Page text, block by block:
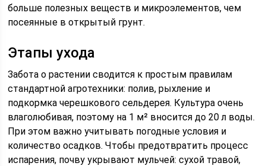
больше полезных веществ и микроэлементов, чем
посеянные в открытый грунт.
Этапы ухода
Забота о растении сводится к простым правилам
стандартной агротехники: полив, рыхление и
подкормка черешкового сельдерея. Культура очень
влаголюбивая, поэтому на 1 м² вносится до 20 л воды.
При этом важно учитывать погодные условия и
количество осадков. Чтобы предотвратить процесс
испарения, почву укрывают мульчей: сухой травой,